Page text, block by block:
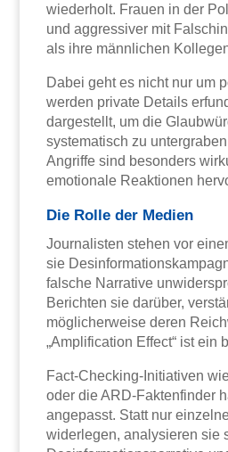
wiederholt. Frauen in der
und aggressiver mit
als ihre männlichen
Dabei geht es nicht nur um
werden private Details
dargestellt, um die
systematisch zu
Angriffe sind besonders
emotionale Reaktionen
Die Rolle der Medien
Journalisten stehen vor
sie
falsche Narrative
Berichten sie darüber,
möglicherweise deren
„Amplification Effect“ ist ein
Fact-Checking-Initiativen
oder die ARD-Faktenfinder
angepasst. Statt nur
widerlegen, analysieren sie